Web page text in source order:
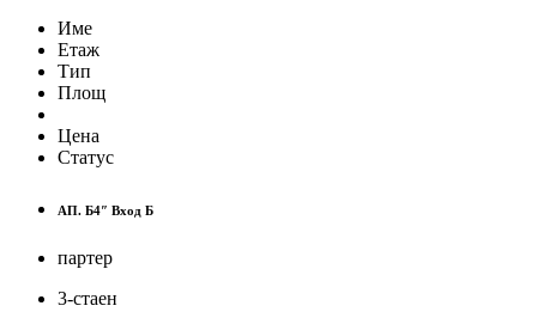
Име
Етаж
Тип
Площ
Цена
Статус
АП. Б4″ Вход Б
партер
3-стаен